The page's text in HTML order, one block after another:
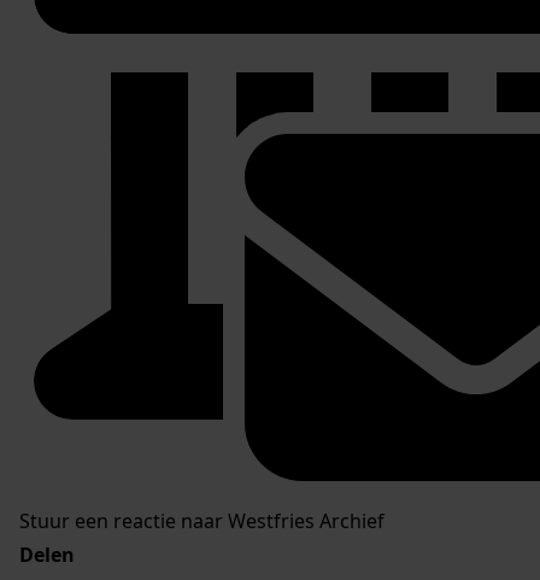
Stuur een reactie naar Westfries Archief
Delen